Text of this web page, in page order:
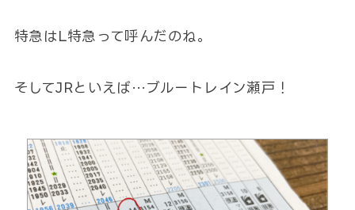
特急はL特急って呼んだのね。
そしてJRといえば…ブルートレイン瀬戸！